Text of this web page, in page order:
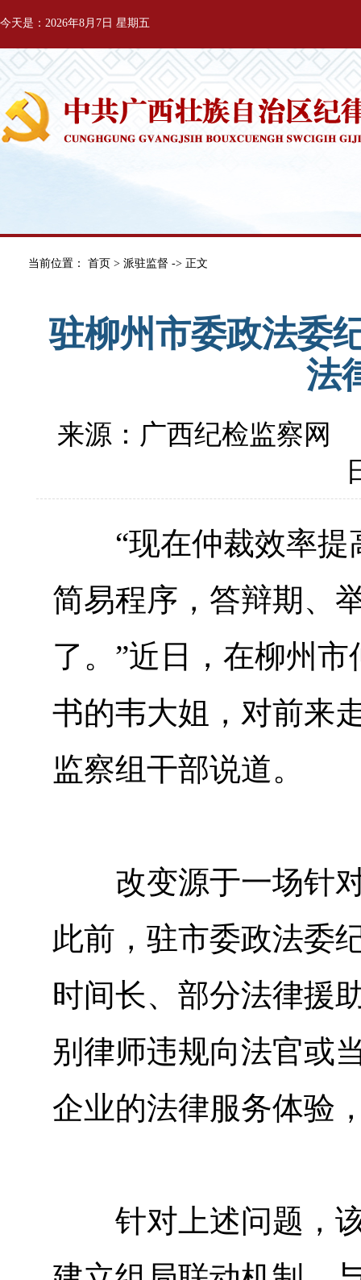
今天是：2026年8月7日 星期五
当前位置： 首页 > 派驻监督 -> 正文
驻柳州市委政法委
法
来源：广西纪检监察网
“现在仲裁效率提
简易程序，答辩期、
了。”近日，在柳州
书的韦大姐，对前来
监察组干部说道。
改变源于一场针对
此前，驻市委政法委
时间长、部分法律援
别律师违规向法官或
企业的法律服务体验
针对上述问题，该